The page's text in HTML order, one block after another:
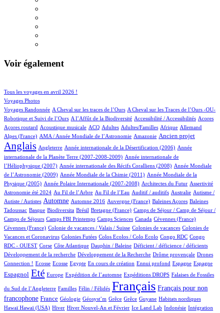
Voir également
Tous les voyages en avril 2026 !
90/618
Voyages Photos
78/618
Voyages Randonnée
4/618 A Cheval sur les traces de l’Ours
4/618
A Cheval sur les Traces de l’Ours -OU-
Robotique et Suivi de l’Ours
3/618 A l’Affût de la Biodiversité
1/618 Accessibilité / Accessibilités
4/618 Acores
1/618
Açores routard
1/618 Acoustique musicale
40/618 ACQ
18/618 Adultes
13/618 Adultes/Familles
3/618 Afrique
32/618 Allemand
19/618
Alpes (France)
12/618 AMA / Année Mondiale de l’Astronomie
4/618 Amazonie
206/618 Ancien projet
466/618
Anglais
64/618 Angleterre
6/618 Année internationale de la Désertification (2006)
14/618
Année
internationale de la Planète Terre (2007-2008-2009)
4/618
Année internationale de
l’Héliophysique (2007)
1/618 Année internationale des Récifs Coralliens (2008)
11/618
Année Mondiale
de l’Astronomie (2009)
2/618 Année Mondiale de la Chimie (2011)
15/618
Année Mondiale de la
Physique (2005)
5/618 Année Polaire Internationale (2007-2008)
2/618 Architectes du Futur
1/618 Assertivité
14/618
Astronomie été 2024
14/618 Au Fil de l’Arbre
7/618 Au Fil de l’Eau
1/618 Auditif / auditifs
1/618 Australie
1/618
Autisme /
Autiste / Autistes
274/618 Automne
3/618 Automne 2016
5/618 Auvergne (France)
1/618 Baleines Açores
2/618
Baleines
Tadoussac
1/618 Basque
63/618 Biodiversita
1/618 Brésil
11/618 Bretagne (France)
44/618
Camps de Séjour / Camp de Séjour /
Camps de Séjours
2/618 Camps FBI Printemps
6/618 Camps Sciences
6/618 Canada
2/618 Cévennes (France)
1/618
Cévennes (France)
1/618 Colonie de vacances / Valais / Suisse
2/618 Colonies de vacances
3/618
Colonies de
Vacances et Coronavirus
1/618 Colonies Futées
1/618 Colos Ecolos / Colo Ecolo
1/618 Congo RDC
3/618
Congo
RDC - OUEST
1/618 Corse
11/618 Côte Atlantique
1/618 Dauphin / Baleine
1/618 Déficient / déficience / déficients
1/618
Développement de la recherche
1/618 Développement de la Recherche
1/618 Drôme provençale
19/618
Drones
Connection !
1/618 Ecosse
1/618 Ecosse
1/618 Egypte
12/618 En cours de création
1/618 Ennui profond
22/618 Espagne
13/618 Espagne
141/618
Espagnol
458/618 Eté
10/618 Europe
71/618 Expédition de l’automne
117/618 Expéditions DROPS
2/618 Falaises de Fossiles
du Sud de l’Angleterre Familles Félin / Félidés Français Français pour non
francophone
199/618 France
32/618 Géologie
1/618 Géosyst’m
1/618 Grêce
1/618 Grêce
1/618 Guyane
2/618 Habitats nordiques
2/618
Hawaï
2/618Hawaï (USA)
101/618 Hiver
19/618 Hiver Nouvel-An et Février
8/618 Ice Land Lab
1/618 Indonésie
1/618
Intégration